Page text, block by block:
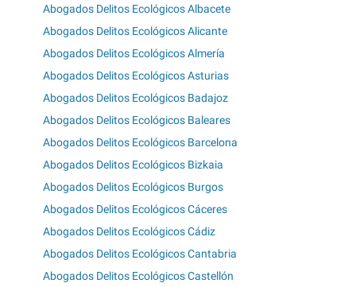
Abogados Delitos Ecológicos Albacete
Abogados Delitos Ecológicos Alicante
Abogados Delitos Ecológicos Almería
Abogados Delitos Ecológicos Asturias
Abogados Delitos Ecológicos Badajoz
Abogados Delitos Ecológicos Baleares
Abogados Delitos Ecológicos Barcelona
Abogados Delitos Ecológicos Bizkaia
Abogados Delitos Ecológicos Burgos
Abogados Delitos Ecológicos Cáceres
Abogados Delitos Ecológicos Cádiz
Abogados Delitos Ecológicos Cantabria
Abogados Delitos Ecológicos Castellón